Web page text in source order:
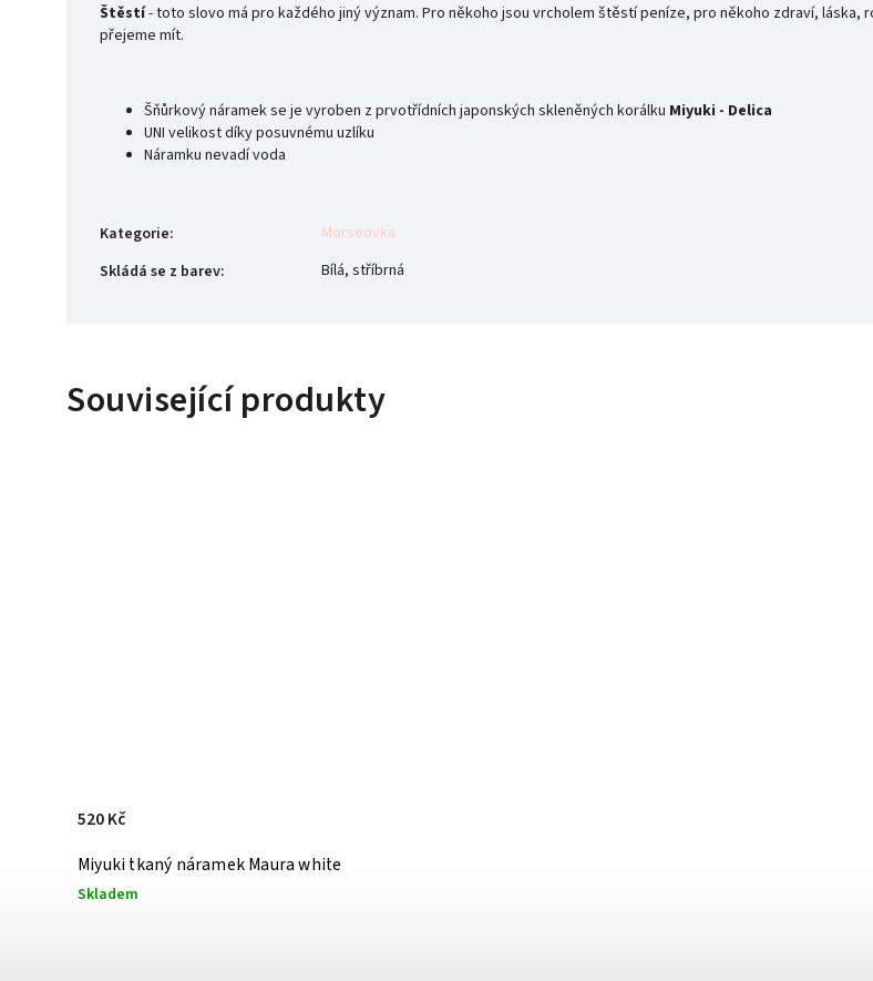
Štěstí- toto slovo má pro každého jiný význam. Pro někoho jsou vrcholem štěstí peníze, pro někoho zdraví, láska,
přejeme mít.
Šňůrkový náramek se je vyroben z prvotřídních japonských skleněných korálku Miyuki - Delica
UNI velikost díky posuvnému uzlíku
Náramku nevadí voda
Kategorie:
Morseovka
Skládá se z barev: Bílá, stříbrná
Související produkty
Miyuki tkaný náramek Maura white
Skladem
520 Kč